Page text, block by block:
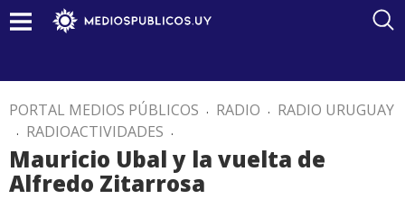
PORTAL MEDIOS PÚBLICOS . RADIO . RADIO URUGUAY
. RADIOACTIVIDADES .
Mauricio Ubal y la vuelta de
Alfredo Zitarrosa